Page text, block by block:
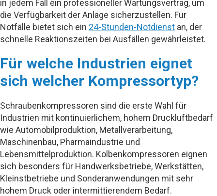
in jedem Fall ein professioneller Wartungsvertrag, um
die Verfügbarkeit der Anlage sicherzustellen. Für
Notfälle bietet sich ein 24-Stunden-Notdienst an, der
schnelle Reaktionszeiten bei Ausfällen gewährleistet.
Für welche Industrien eignet
sich welcher Kompressortyp?
Schraubenkompressoren sind die erste Wahl für
Industrien mit kontinuierlichem, hohem Druckluftbedarf
wie Automobilproduktion, Metallverarbeitung,
Maschinenbau, Pharmaindustrie und
Lebensmittelproduktion. Kolbenkompressoren eignen
sich besonders für Handwerksbetriebe, Werkstätten,
Kleinstbetriebe und Sonderanwendungen mit sehr
hohem Druck oder intermittierendem Bedarf.